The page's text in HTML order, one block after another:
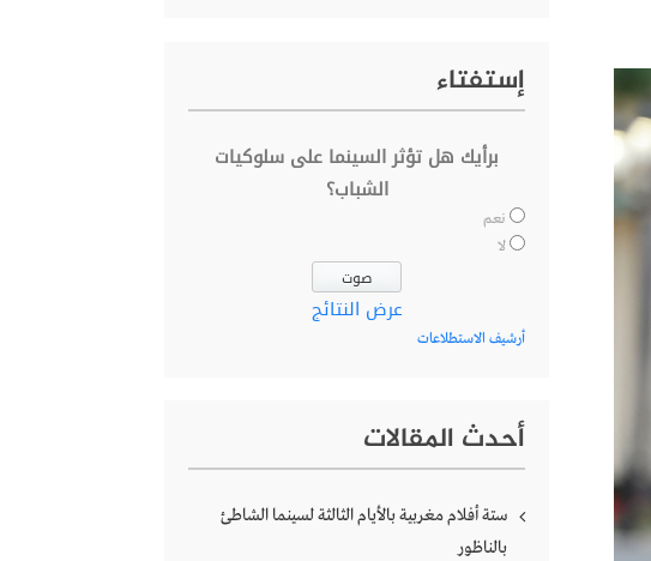
إستفتاء
برأيك هل تؤثر السينما على سلوكيات
الشباب؟
نعم
لا
عرض النتائج
أرشيف الاستطلاعات
أحدث المقالات
ستة أفلام مغربية بالأيام الثالثة لسينما الشاطئ
بالناظور